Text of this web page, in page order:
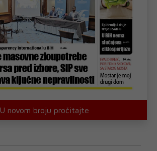
U novom broju pročitajte